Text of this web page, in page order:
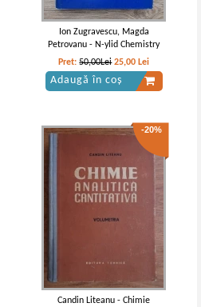
Ion Zugravescu, Magda
Petrovanu - N-ylid Chemistry
Pret:50,00Lei 25,00 Lei
Adaugă în coș
-20%
Candin Liteanu - Chimie